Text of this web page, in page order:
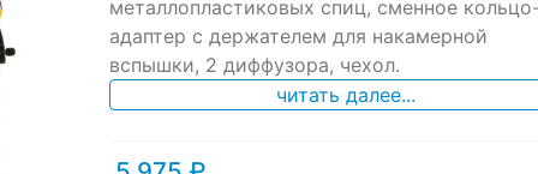
customer
ratings
металлопластиковых спиц, сменное
адаптер с держателем для накамерной
вспышки, 2 диффузора, чехол.
читать далее...